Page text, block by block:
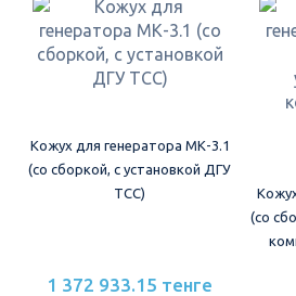
Кожух для генератора МК-3.1
(со сборкой, с установкой ДГУ
ТСС)
1 372 933.15 тенге
(со